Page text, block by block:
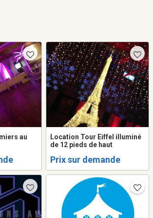
au
Location Tour Eiffel illuminé
de 12 pieds de haut
Prix sur demande